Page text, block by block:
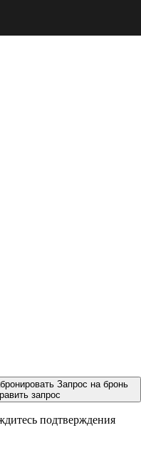
Запрос на бронь
запрос
подтверждения